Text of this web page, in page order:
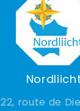
Nordliicht
22, route de